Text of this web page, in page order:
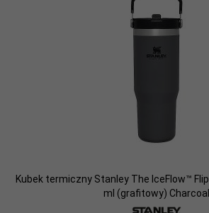
Kubek termiczny Stanley The IceFlow™
ml (grafitowy) Charcoal